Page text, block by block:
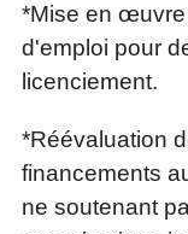
*Mise en œuvre
d'emploi pour
licenciement.
*Réévaluation
financements
ne soutenant